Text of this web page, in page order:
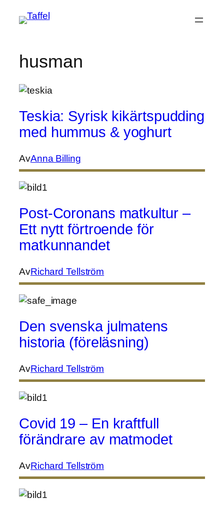
husman
Teskia: Syrisk kikärtspudding
med hummus & yoghurt
AvAnna Billing
Post-Coronans matkultur –
Ett nytt förtroende för
matkunnandet
AvRichard Tellström
Den svenska julmatens
historia (föreläsning)
AvRichard Tellström
Covid 19 – En kraftfull
förändrare av matmodet
AvRichard Tellström